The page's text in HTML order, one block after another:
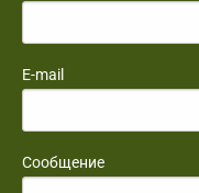
E-mail
Сообщение